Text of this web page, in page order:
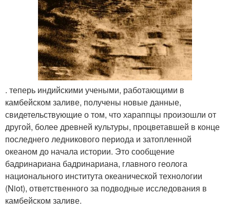
. теперь индийскими учеными, работающими в
камбейском заливе, получены новые данные,
свидетельствующие о том, что хараппцы произошли от
другой, более древней культуры, процветавшей в конце
последнего ледникового периода и затопленной
океаном до начала истории. Это сообщение
бадринариана бадринариана, главного геолога
национального института океанической технологии
(Niot), ответственного за подводные исследования в
камбейском заливе.